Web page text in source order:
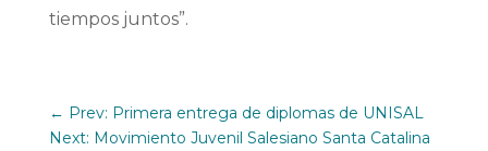
tiempos juntos”.
← Prev: Primera entrega de diplomas de UNISAL
Next: Movimiento Juvenil Salesiano Santa Catalina